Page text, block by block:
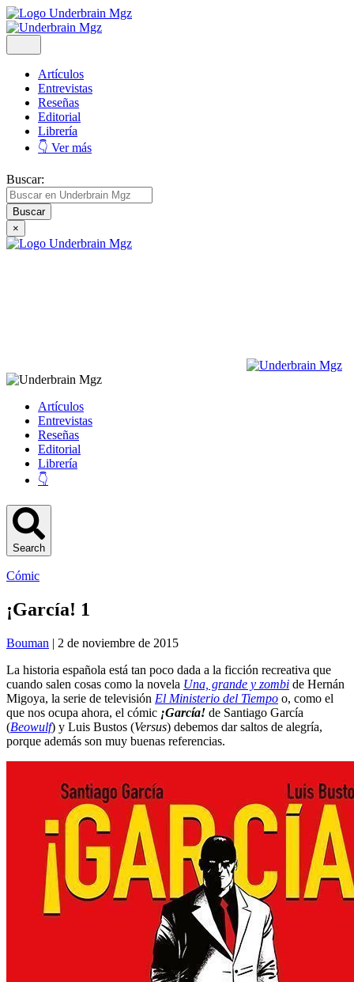
Artículos
Entrevistas
Reseñas
Editorial
Librería
👇 Ver más
Buscar:
×
Artículos
Entrevistas
Reseñas
Editorial
Librería
👇
Search
Cómic
¡García! 1
Bouman | 2 de noviembre de 2015
La historia española está tan poco dada a la ficción recreativa que
cuando salen cosas como la novela Una, grande y zombi de Hernán
Migoya, la serie de televisión El Ministerio del Tiempo o, como el
que nos ocupa ahora, el cómic ¡García! de Santiago García
(Beowulf) y Luis Bustos (Versus) debemos dar saltos de alegría,
porque además son muy buenas referencias.